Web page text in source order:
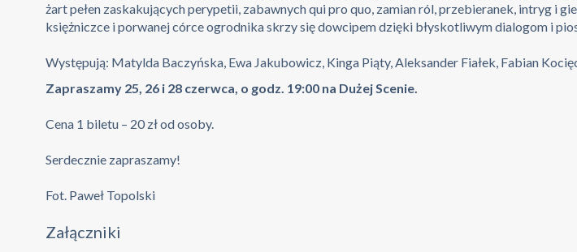
żart pełen zaskakujących perypetii, zabawnych qui pro quo, zamian ról, przebieranek, intryg i
księżniczce i porwanej córce ogrodnika skrzy się dowcipem dzięki błyskotliwym dialogom i
Występują: Matylda Baczyńska, Ewa Jakubowicz, Kinga Piąty, Aleksander Fiałek, Fabian
Zapraszamy 25, 26 i 28 czerwca, o godz. 19:00 na Dużej Scenie.
Cena 1 biletu – 20 zł od osoby.
Serdecznie zapraszamy!
Fot. Paweł Topolski
Załączniki